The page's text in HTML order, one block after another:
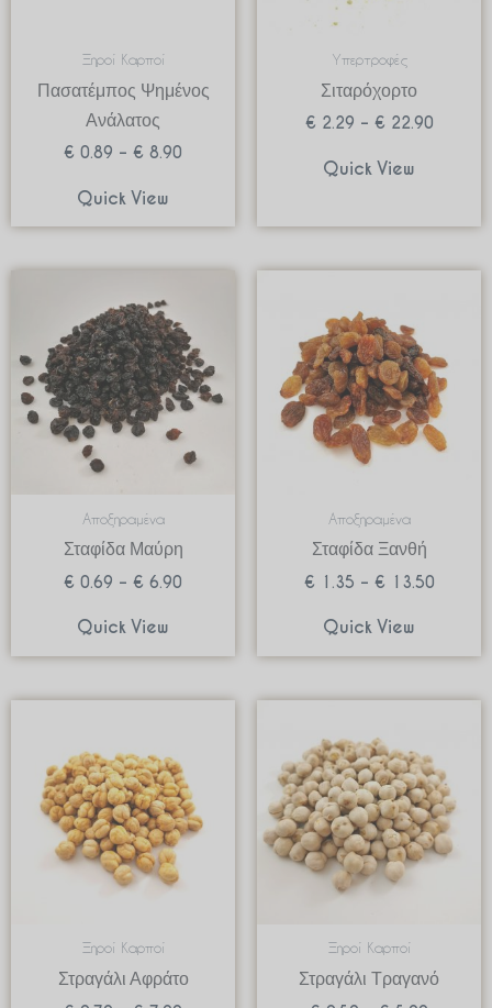
Ξηροί Καρποί
Πασατέμπος Ψημένος
Ανάλατος
€ 0.89 – € 8.90
Quick View
Υπερτροφές
Σιταρόχορτο
€ 2.29 – € 22.90
Quick View
Αποξηραμένα
Σταφίδα Μαύρη
€ 0.69 – € 6.90
€ 0.69
through
€ 6.90
Quick View
Αποξηραμένα
Σταφίδα Ξανθή
€ 1.35 – € 13.50
€
Quick View
Ξηροί Καρποί
Στραγάλι Αφράτο
through
€ 7.90
Ξηροί Καρποί
Στραγάλι Τραγανό
through
€ 5.90